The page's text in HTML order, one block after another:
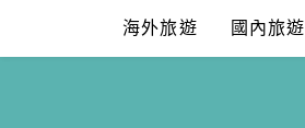
content
海外旅遊 國內旅遊